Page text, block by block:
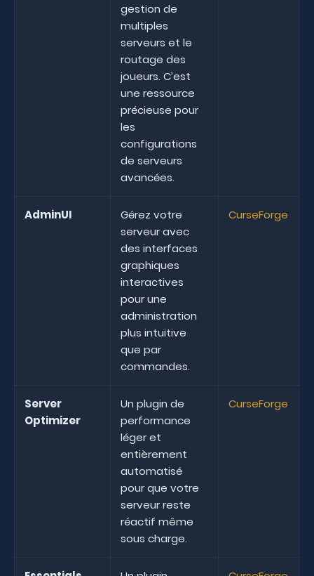
gestion de
multiples
serveurs et le
routage des
joueurs. C’est
une ressource
précieuse pour
les
configurations
de serveurs
avancées.
AdminUI
Gérez votre
serveur avec
des interfaces
graphiques
interactives
pour une
administration
plus intuitive
que par
commandes.
CurseForge
Server
Optimizer
Un plugin de
performance
léger et
entièrement
automatisé
pour que votre
serveur reste
réactif même
sous charge.
CurseForge